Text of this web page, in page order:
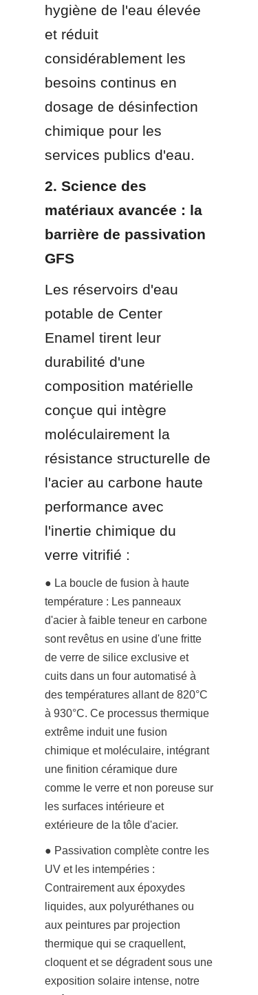
hygiène de l'eau élevée
et réduit
considérablement les
besoins continus en
dosage de désinfection
chimique pour les
services publics d'eau.
2. Science des
matériaux avancée : la
barrière de passivation
GFS
Les réservoirs d'eau
potable de Center
Enamel tirent leur
durabilité d'une
composition matérielle
conçue qui intègre
moléculairement la
résistance structurelle de
l'acier au carbone haute
performance avec
l'inertie chimique du
verre vitrifié :
● La boucle de fusion à haute
température : Les panneaux
d'acier à faible teneur en carbone
sont revêtus en usine d'une fritte
de verre de silice exclusive et
cuits dans un four automatisé à
des températures allant de 820°C
à 930°C. Ce processus thermique
extrême induit une fusion
chimique et moléculaire, intégrant
une finition céramique dure
comme le verre et non poreuse sur
les surfaces intérieure et
extérieure de la tôle d'acier.
● Passivation complète contre les
UV et les intempéries :
Contrairement aux époxydes
liquides, aux polyuréthanes ou
aux peintures par projection
thermique qui se craquellent,
cloquent et se dégradent sous une
exposition solaire intense, notre